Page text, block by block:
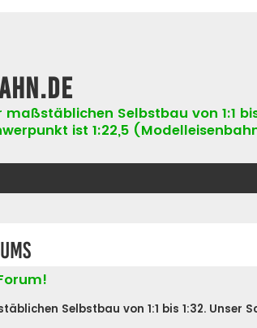
Selbstbau von 1:1
ist 1:22,5
Selbstbau von 1:1 bis 1:32. Unser